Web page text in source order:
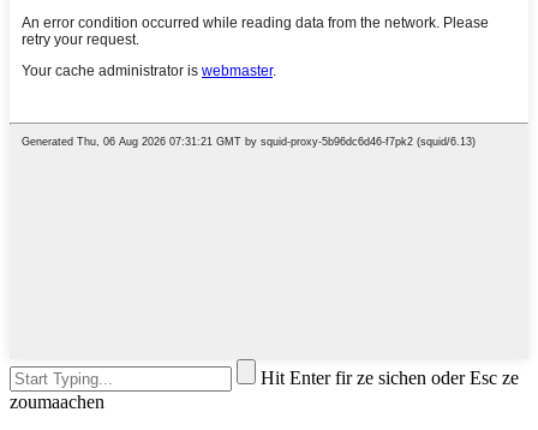
Hit Enter fir ze sichen oder Esc ze
zoumaachen